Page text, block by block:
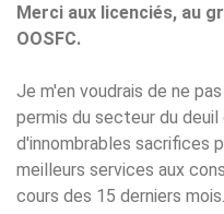
Merci aux licenciés, au
OOSFC.
Je m'en voudrais de ne
permis du secteur du
d'innombrables sacrifices
meilleurs services aux
cours des 15 derniers mois.